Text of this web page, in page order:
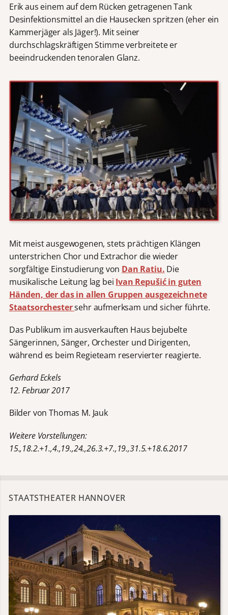
Erik aus einem auf dem Rücken getragenen Tank
Desinfektionsmittel an die Hausecken spritzen (eher ein
Kammerjäger als Jäger!). Mit seiner
durchschlagskräftigen Stimme verbreitete er
beeindruckenden tenoralen Glanz.
Mit meist ausgewogenen, stets prächtigen Klängen
unterstrichen Chor und Extrachor die wieder
sorgfältige Einstudierung von Dan Ratiu. Die
musikalische Leitung lag bei Ivan Repušić in guten
Händen, der das in allen Gruppen ausgezeichnete
Staatsorchestersehr aufmerksam und sicher führte.
Das Publikum im ausverkauften Haus bejubelte
Sängerinnen, Sänger, Orchester und Dirigenten,
während es beim Regieteam reservierter reagierte.
Gerhard Eckels
12. Februar 2017
Bilder von Thomas M. Jauk
Weitere Vorstellungen:
15.,18.2.+1.,4.,19.,24.,26.3.+7.,19.,31.5.+18.6.2017
STAATSTHEATER HANNOVER